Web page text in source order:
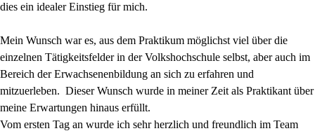
dies ein idealer Einstieg für mich.
Mein Wunsch war es, aus dem Praktikum möglichst viel über die
einzelnen Tätigkeitsfelder in der Volkshochschule selbst, aber auch im
Bereich der Erwachsenenbildung an sich zu erfahren und
mitzuerleben. Dieser Wunsch wurde in meiner Zeit als Praktikant über
meine Erwartungen hinaus erfüllt.
Vom ersten Tag an wurde ich sehr herzlich und freundlich im Team